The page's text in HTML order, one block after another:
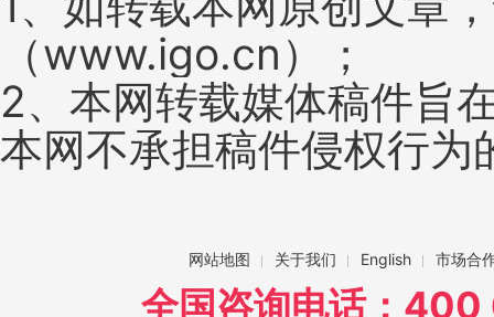
（www.igo.cn）；
2、本网转载媒体稿件旨
本网不承担稿件侵权行为
网站地图 关于我们 English 市场合
全国咨询电话：